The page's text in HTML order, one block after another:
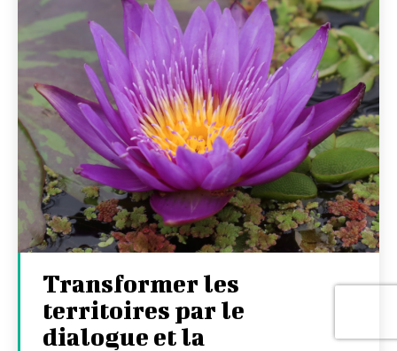
Transformer les
territoires par le
dialogue et la